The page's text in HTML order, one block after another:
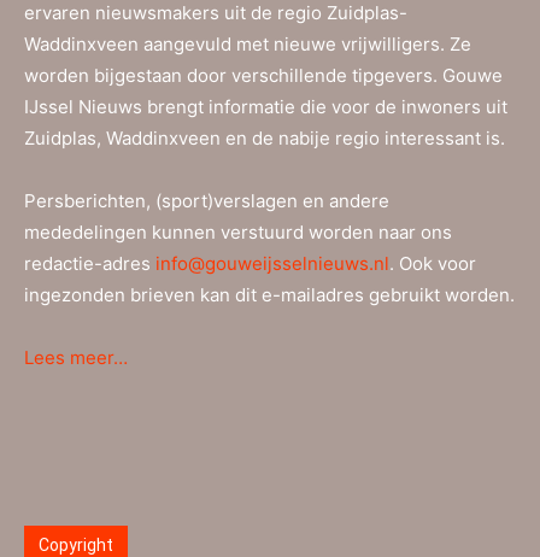
ervaren nieuwsmakers uit de regio Zuidplas-
Waddinxveen aangevuld met nieuwe vrijwilligers. Ze
worden bijgestaan door verschillende tipgevers. Gouwe
IJssel Nieuws brengt informatie die voor de inwoners uit
Zuidplas, Waddinxveen en de nabije regio interessant is.
Persberichten, (sport)verslagen en andere
mededelingen kunnen verstuurd worden naar ons
redactie-adres info@gouweijsselnieuws.nl. Ook voor
ingezonden brieven kan dit e-mailadres gebruikt worden.
Lees meer…
Copyright